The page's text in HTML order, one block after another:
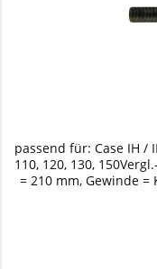
passend für: Case IH /
110, 120, 130,
= 210 mm, Gewinde =